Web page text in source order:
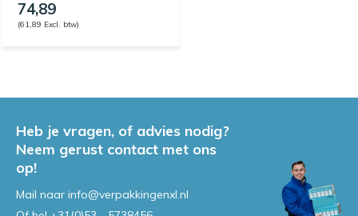
74,89
(61,89 Excl. btw)
Heb je vragen, of advies nodig?
Neem gerust contact met ons
op!
Mail naar info@verpakkingenxl.nl